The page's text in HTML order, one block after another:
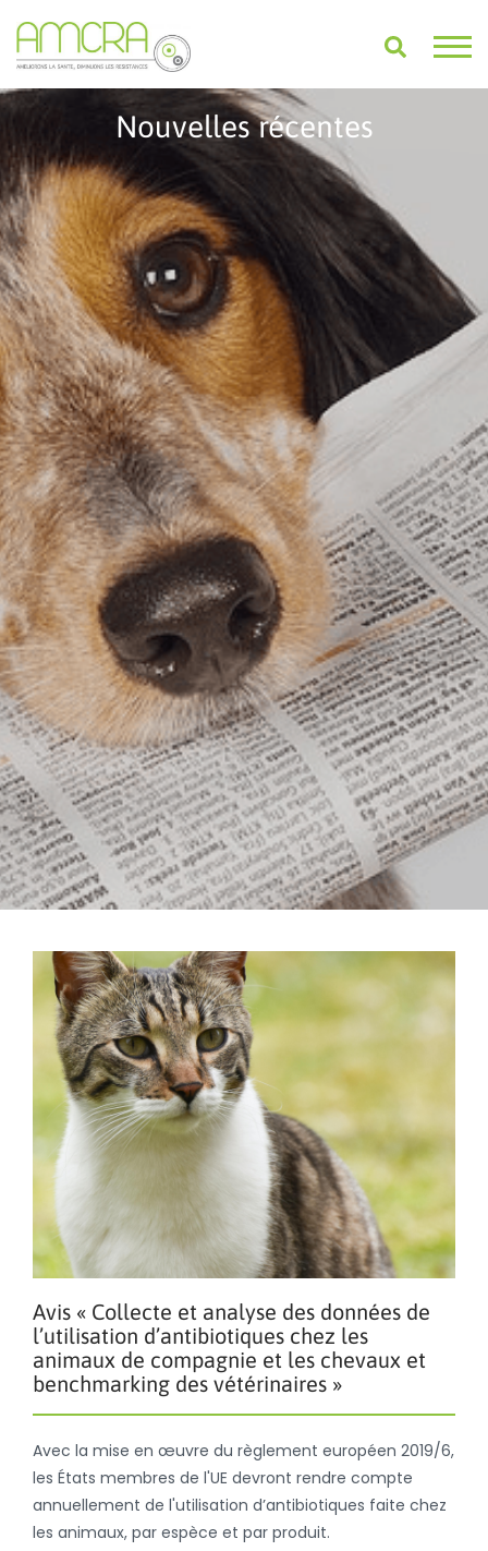
Nouvelles récentes
Avis « Collecte et analyse des données de
l’utilisation d’antibiotiques chez les
animaux de compagnie et les chevaux et
benchmarking des vétérinaires »
Avec la mise en œuvre du règlement européen 2019/6,
les États membres de l'UE devront rendre compte
annuellement de l'utilisation d’antibiotiques faite chez
les animaux, par espèce et par produit.